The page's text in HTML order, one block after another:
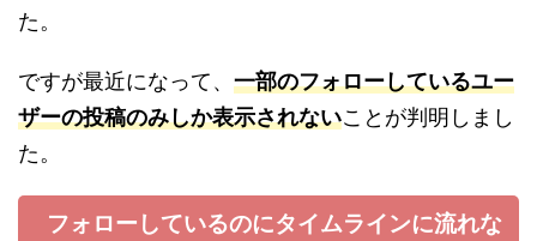
た。
ですが最近になって、 一部のフォローしているユー
ザーの投稿のみしか表示されないことが判明しまし
た。
フォローしているのにタイムラインに流れな